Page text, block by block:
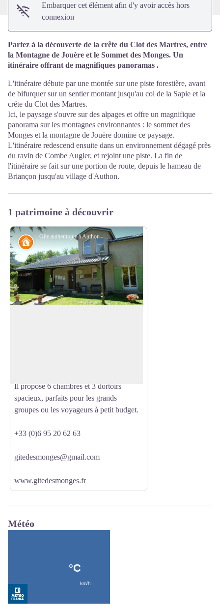
Embarquer cet élément afin d'y avoir accès hors
connexion
Partez à la découverte de la crête du Clot des Martres, entre
la Montagne de Jouère et le Sommet des Monges. Un
itinéraire offrant de magnifiques panoramas .
L'itinéraire débute par une montée sur une piste forestière, avant
de bifurquer sur un sentier montant jusqu'au col de la Sapie et la
crête du Clot des Martres.
Ici, le paysage s'ouvre sur des alpages et offre un magnifique
panorama sur les montagnes environnantes : le sommet des
Monges et la montagne de Jouère domine ce paysage.
L'itinéraire redescend ensuite dans un environnement dégagé près
du ravin de Combe Augier, et rejoint une piste. La fin de
l'itinéraire se fait sur une portion de route, depuis le hameau de
Briançon jusqu'au village d'Authon.
1 patrimoine à découvrir
Gîte authentique à Authon - Gîte des Monges
Refuge
Il propose 6 chambres et 3 dortoirs
spacieux, parfaits pour les grands
groupes ou les voyageurs à petit budget.
+33 (0)6 95 20 62 63
gitedesmonges@gmail.com
www.gitedesmonges.fr
Météo